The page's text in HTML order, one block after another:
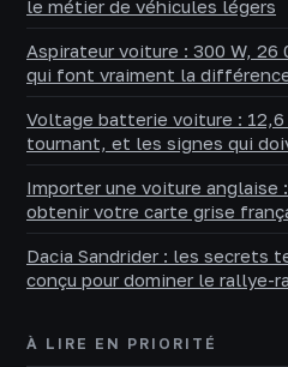
le métier de véhicules légers
Aspirateur voiture : 300 W,
qui font vraiment la
Voltage batterie voiture : 12,6
tournant, et les signes qui
Importer une voiture anglaise
obtenir votre carte grise
Dacia Sandrider : les secrets
conçu pour dominer le rallye-
À LIRE EN PRIORITÉ